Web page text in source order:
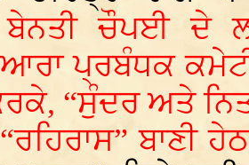
ਚੌਪਈ ਦੇ
ਪ੍ਰਬੰਧਕ
“ਸੁੰਦਰ ਅਤੇ
ਬਾਣੀ